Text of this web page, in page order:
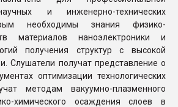
и инженерно-технических
необходимы знания физико-
материалов наноэлектроники и
получения структур с высокой
Слушатели получат представление о
оптимизации технологических
методам вакуумно-плазменного
химического осаждения слоев в